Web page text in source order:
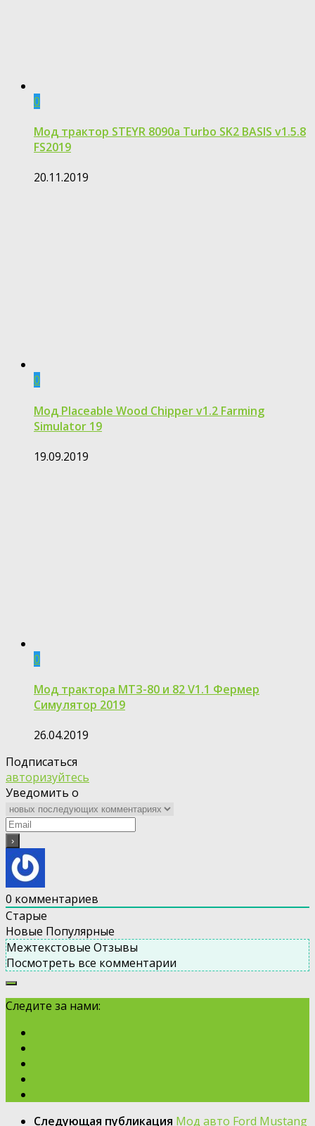
0
Мод трактор STEYR 8090a Turbo SK2 BASIS v1.5.8
FS2019
20.11.2019
0
Мод Placeable Wood Chipper v1.2 Farming
Simulator 19
19.09.2019
0
Мод трактора МТЗ-80 и 82 V1.1 Фермер
Симулятор 2019
26.04.2019
Подписаться
авторизуйтесь
Уведомить о
0 комментариев
Старые
Новые Популярные
Межтекстовые Отзывы
Посмотреть все комментарии
Следите за нами:
Следующая публикация Мод авто Ford Mustang